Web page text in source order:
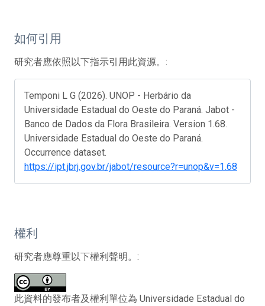
如何引用
研究者應依照以下指示引用此資源。:
Temponi L G (2026). UNOP - Herbário da
Universidade Estadual do Oeste do Paraná. Jabot -
Banco de Dados da Flora Brasileira. Version 1.68.
Universidade Estadual do Oeste do Paraná.
Occurrence dataset.
https://ipt.jbrj.gov.br/jabot/resource?r=unop&v=1.68
權利
研究者應尊重以下權利聲明。:
此資料的發布者及權利單位為 Universidade Estadual do